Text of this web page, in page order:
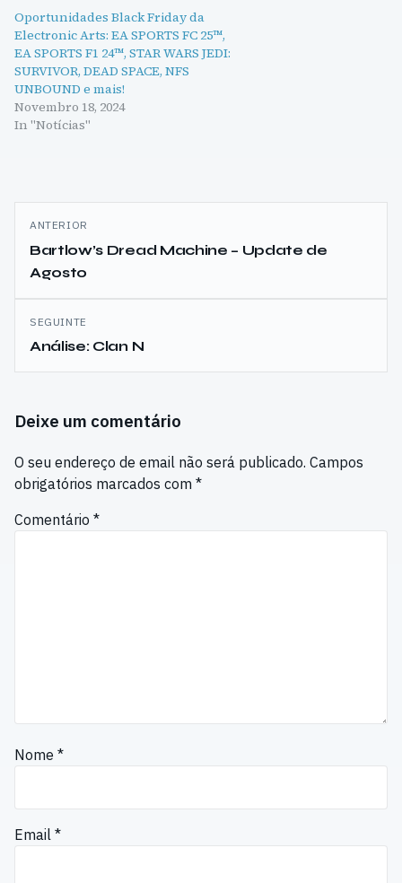
Oportunidades Black Friday da
Electronic Arts: EA SPORTS FC 25™,
EA SPORTS F1 24™, STAR WARS JEDI:
SURVIVOR, DEAD SPACE, NFS
UNBOUND e mais!
Novembro 18, 2024
In "Notícias"
Navegação
de
artigos
ANTERIOR
Bartlow’s Dread Machine – Update de
Agosto
SEGUINTE
Análise: Clan N
Deixe um comentário
O seu endereço de email não será publicado. Campos
obrigatórios marcados com *
Comentário *
Nome *
Email *